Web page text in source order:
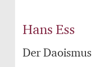
Hans Ess
Der Daoismus